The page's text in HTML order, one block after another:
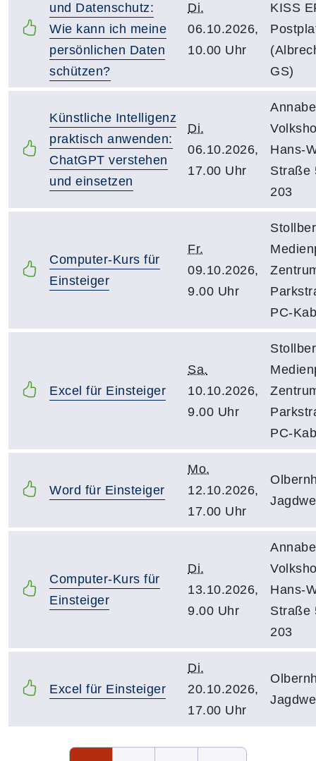
und Datenschutz:
Wie kann ich meine
persönlichen Daten
schützen?
Di.
06.10.2026,
10.00 Uhr
KISS
GS)
Künstliche Intelligenz
praktisch anwenden:
ChatGPT verstehen
und einsetzen
Di.
06.10.2026,
17.00 Uhr
Hans-
Straße
203
Computer-Kurs für
Einsteiger
Fr.
09.10.2026,
9.00 Uhr
PC-
Excel für Einsteiger
Sa.
10.10.2026,
9.00 Uhr
PC-
Word für Einsteiger
Mo.
12.10.2026,
17.00 Uhr
Computer-Kurs für
Einsteiger
Di.
13.10.2026,
9.00 Uhr
Hans-
Straße
203
Excel für Einsteiger
Di.
20.10.2026,
17.00 Uhr